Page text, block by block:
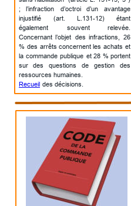
;
l’infraction d’octroi d’un
avantage
injustifié
(art. L.131-12)
étant
également
souvent
relevée.
Concernant l’objet des infractions, 26
% des arrêts concernent les achats et
la commande publique et 28 % portent
sur des questions de gestion
des
ressources humaines.
Recueil des décisions.